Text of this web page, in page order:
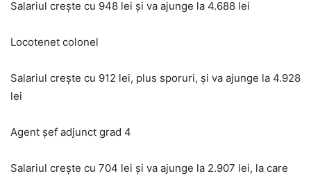
Salariul creşte cu 948 lei şi va ajunge la 4.688 lei
Locotenet colonel
Salariul creşte cu 912 lei, plus sporuri, şi va ajunge la 4.928
lei
Agent şef adjunct grad 4
Salariul creşte cu 704 lei şi va ajunge la 2.907 lei, la care